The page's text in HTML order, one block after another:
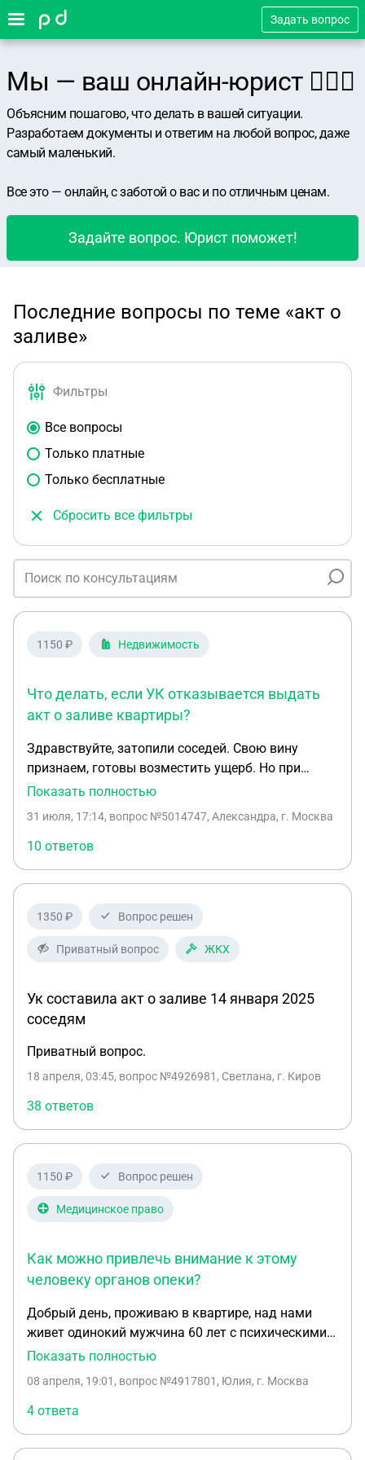
Задать вопрос
Мы — ваш онлайн-юрист 👨🏻‍⚖️
Объясним пошагово, что делать в вашей ситуации.
Разработаем документы и ответим на любой вопрос, даже
самый маленький.
Все это — онлайн, с заботой о вас и по отличным ценам.
Задайте вопрос. Юрист поможет!
Последние вопросы по теме «акт о
заливе»
Фильтры
Все вопросы
Только платные
Только бесплатные
Сбросить все фильтры
1150 ₽ Недвижимость
Что делать, если УК отказывается выдать
акт о заливе квартиры?
Здравствуйте, затопили соседей. Свою вину
признаем, готовы возместить ущерб. Но при
составлении акта о заливе УК как потенциально-
копию акта у УК, УК отказала нам в выдаче акта,
так как мы не собственники пострадавшей
квартиры № 921. Документ содержит
конфиденциальные личные данные и сведения об
понимаю Указанный Акт о заливе фиксирует
исключительно техническое состояние жилых
граждан. Более того, сокрытие данного
документа нарушает принцип добросовестности
урегулирование спора. Что делать в такой
ситуации?
Показать полностью
31 июля, 17:14, вопрос №5014747, Александра, г. Москва
10 ответов
1350 ₽ Вопрос решен
Приватный вопрос ЖКХ
Ук составила акт о заливе 14 января 2025
соседям
Приватный вопрос.
18 апреля, 03:45, вопрос №4926981, Светлана, г. Киров
38 ответов
1150 ₽ Вопрос решен
Медицинское право
Как можно привлечь внимание к этому
человеку органов опеки?
Добрый день, проживаю в квартире, над нами
живет одинокий мужчина 60 лет с психическими
отклонениями. Его по обострению один-два раза
раз забирали со вскрытием квартиры, с мчс и
милицией, так как он разбил водопроводный
стояк с холодной водой и заливал соседей. Нам
причинен существенный ущерб, есть акт о заливе
Показать полностью
08 апреля, 19:01 , вопрос №4917801, Юлия, г. Москва
4 ответа